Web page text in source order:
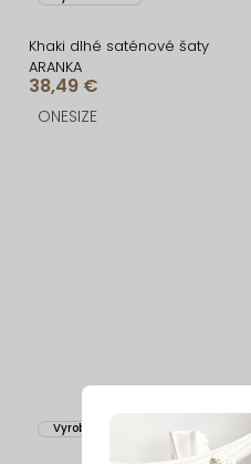
Khaki dlhé saténové šaty
ARANKA
38,49 €
ONESIZE
Vyrobené v EÚ